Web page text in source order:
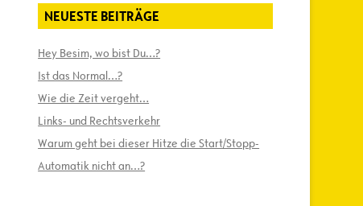
NEUESTE BEITRÄGE
Hey Besim, wo bist Du…?
Ist das Normal…?
Wie die Zeit vergeht…
Links- und Rechtsverkehr
Warum geht bei dieser Hitze die Start/Stopp-
Automatik nicht an…?